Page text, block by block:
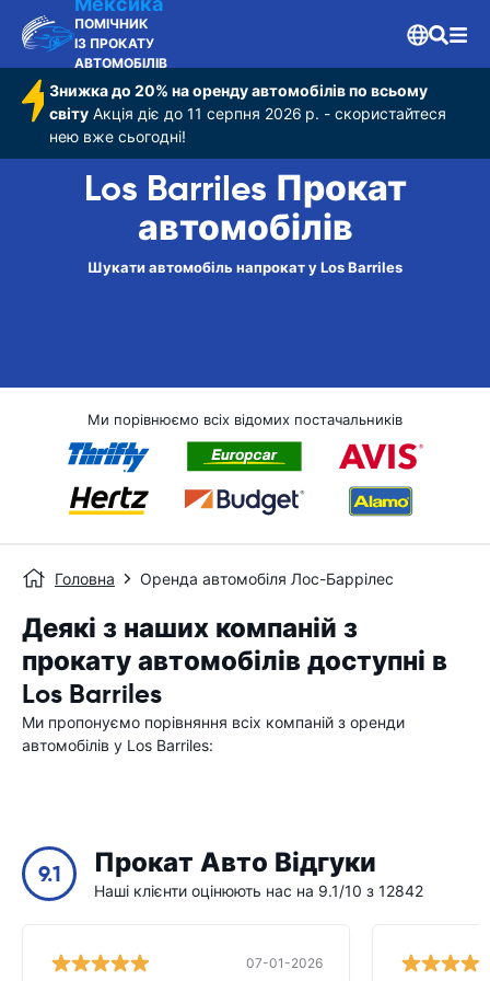
ПОМІЧНИК
ІЗ ПРОКАТУ
АВТОМОБІЛІВ
Знижка до 20% на оренду автомобілів по всьому
світу Акція діє до 11 серпня 2026 р. - скористайтеся
нею вже сьогодні!
Los Barriles Прокат
автомобілів
Шукати автомобіль напрокат у Los Barriles
Ми порівнюємо всіх відомих постачальників
Головна Оренда автомобіля Лос-Баррілес
Деякі з наших компаній з
прокату автомобілів доступні в
Los Barriles
Ми пропонуємо порівняння всіх компаній з оренди
автомобілів у Los Barriles:
9.1 Прокат Авто Відгуки
Наші клієнти оцінюють нас на 9.1/10 з 12842
07-01-2026